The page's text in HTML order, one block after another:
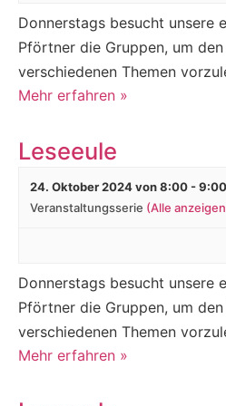
Donnerstags besucht unsere
Pförtner die Gruppen, um
verschiedenen Themen
Mehr erfahren »
Leseeule
24. Oktober 2024 von 8:00 -9:00
Veranstaltungsserie (Alle
Donnerstags besucht unsere
Pförtner die Gruppen, um
verschiedenen Themen
Mehr erfahren »